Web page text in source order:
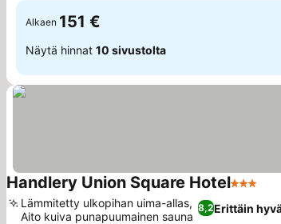
Alkaen 151 €
Näytä hinnat 10 sivustolta
Handlery Union Square Hotel3
8,2Erittäin
Lämmitetty ulkopihan uima-allas,
Aito kuiva punapuumainen sauna